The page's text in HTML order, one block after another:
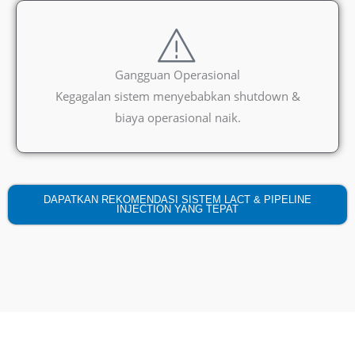
Gangguan Operasional
Kegagalan sistem menyebabkan shutdown &
biaya operasional naik.
DAPATKAN REKOMENDASI SISTEM LACT & PIPELINE
INJECTION YANG TEPAT